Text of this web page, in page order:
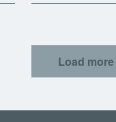
Load more